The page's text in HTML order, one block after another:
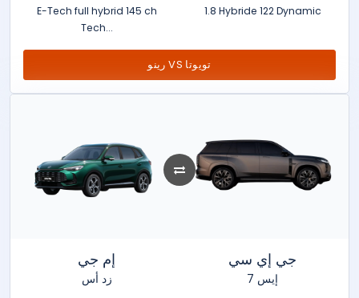
E-Tech full hybrid 145 ch
Tech...
1.8 Hybride 122 Dynamic
رينو VS تويوتا
إم جي
زد أس
جي إي سي
إيس 7